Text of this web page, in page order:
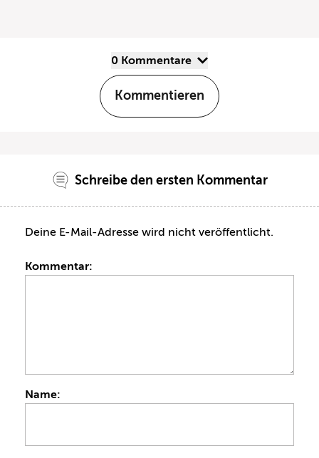
0 Kommentare
Kommentieren
Schreibe den ersten Kommentar
Deine E-Mail-Adresse wird nicht veröffentlicht.
Kommentar:
Name: